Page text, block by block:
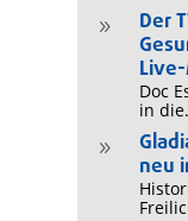
9
Der
Doc
in
9
neu